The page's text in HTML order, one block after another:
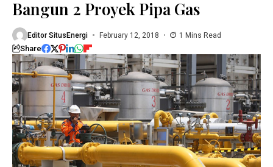
Bangun 2 Proyek Pipa Gas
Editor SitusEnergi February 12, 2018 1 Mins Read
Share